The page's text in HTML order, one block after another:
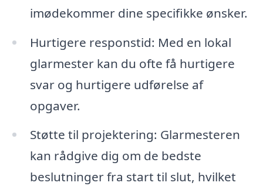
imødekommer dine specifikke ønsker.
Hurtigere responstid: Med en lokal
glarmester kan du ofte få hurtigere
svar og hurtigere udførelse af
opgaver.
Støtte til projektering: Glarmesteren
kan rådgive dig om de bedste
beslutninger fra start til slut, hvilket